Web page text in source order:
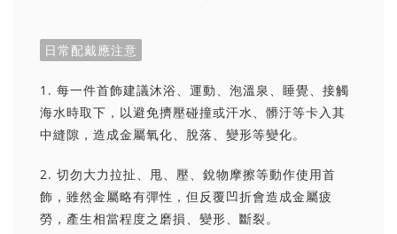
日常配戴應注意
1. 每一件首飾建議沐浴、運動、泡溫泉、睡覺、接觸
海水時取下，以避免擠壓碰撞或汗水、髒汙等卡入其
中縫隙，造成金屬氧化、脫落、變形等變化。
2. 切勿大力拉扯、甩、壓、銳物摩擦等動作使用首
飾，雖然金屬略有彈性，但反覆凹折會造成金屬疲
勞，產生相當程度之磨損、變形、斷裂。